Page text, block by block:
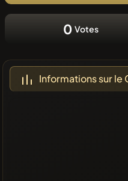
0 Votes
Informations sur le